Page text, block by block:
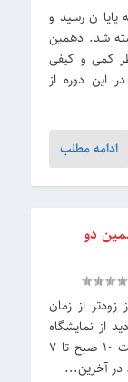
ن رسید و
شد. دهمین
کمی و کیفی
این دوره از
ادامه مطلب
دهمین دو
از زمان
از نمایشگاه
فقط فردا چهارشنبه 24 آبان فرصت دارند از ساعت 10 صبح تا 7
در آخرین...